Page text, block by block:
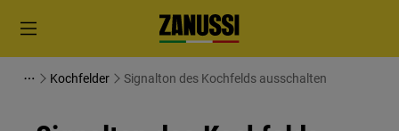
Kochfelder Signalton des Kochfelds ausschalten